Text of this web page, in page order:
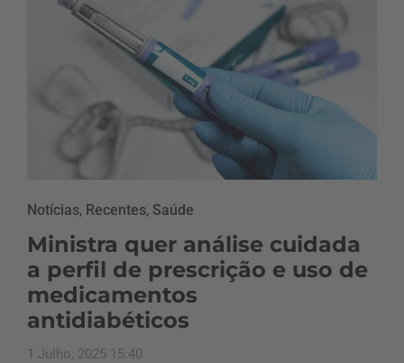
Notícias, Recentes, Saúde
Ministra quer análise cuidada
a perfil de prescrição e uso de
medicamentos
antidiabéticos
1 Julho, 2025 15:40